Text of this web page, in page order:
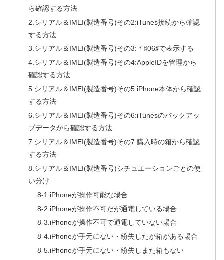
ら確認する方法
2.シリアル＆IMEI(製造番号)その2:iTunes接続から確認
する方法
3.シリアル＆IMEI(製造番号)その3:＊♯06♯で表示する
4.シリアル＆IMEI(製造番号)その4:AppleIDを管理から
確認する方法
5.シリアル＆IMEI(製造番号)その5:iPhone本体から確認
する方法
6.シリアル＆IMEI(製造番号)その6:iTunesのバックアッ
プデータから確認する方法
7.シリアル＆IMEI(製造番号)その7:購入時の箱から確認
する方法
8.シリアル＆IMEI(製造番号)シチュエーションごとの使
い分け
8-1.iPhoneが操作可能な場合
8-2.iPhoneが操作不可だが通電している場合
8-3.iPhoneが操作不可で通電していない場合
8-4.iPhoneが手元にない・紛失したが箱がある場合
8-5.iPhoneが手元にない・紛失しまた箱もない